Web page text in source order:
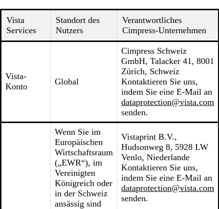
Vista
Services
Standort des
Nutzers
Verantwortliches
Cimpress-Unternehmen
Vista-
Konto
Global
Cimpress Schweiz
GmbH, Talacker 41, 8001
Zürich, Schweiz
Kontaktieren Sie uns,
indem Sie eine E-Mail an
dataprotection@vista.com
senden.
Wenn Sie im
Europäischen
Wirtschaftsraum
(„EWR“), im
Vereinigten
Königreich oder
in der Schweiz
ansässig sind
Vistaprint B.V.,
Hudsonweg 8, 5928 LW
Venlo, Niederlande
Kontaktieren Sie uns,
indem Sie eine E-Mail an
dataprotection@vista.com
senden.